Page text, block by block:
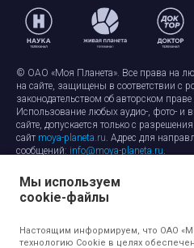
© ОАО «Моя Планета». Все права на
на сайте, защищены в соответствии с
законодательством об авторском
Использование любых аудио-, фото- и
сайте, допускается только с
сайт moya-planeta.ru. Адрес для
сообщений: info@moya-planeta.ru.
Правила сайтаРабота с cookie-
Защита персональных данных
Мы используем
cookie-файлы
Настоящим информируем, что ОАО
технологию Cookie в целях